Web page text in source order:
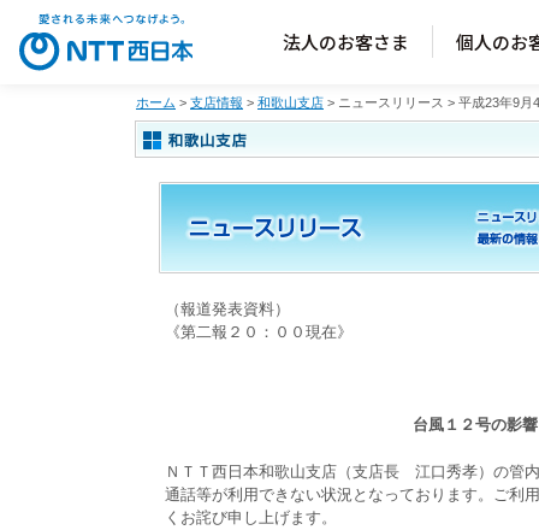
法人のお客さま 個人のお
ホーム > 支店情報 > 和歌山支店 > ニュースリリース > 平成23年9月
（報道発表資料）
《第二報２０：００現在》
台風１２号の影
ＮＴＴ西日本和歌山支店（支店長 江口秀孝）の管
通話等が利用できない状況となっております。ご利
くお詫び申し上げます。